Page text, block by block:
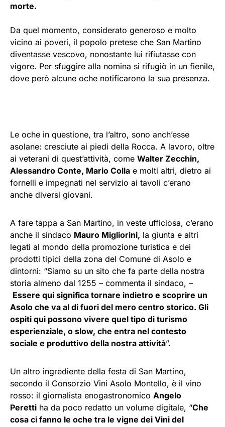
morte.
Da quel momento, considerato generoso e molto
vicino ai poveri, il popolo pretese che San Martino
diventasse vescovo, nonostante lui rifiutasse con
vigore. Per sfuggire alla nomina si rifugiò in un fienile,
dove però alcune oche notificarono la sua presenza.
Le oche in questione, tra l’altro, sono anch’esse
asolane: cresciute ai piedi della Rocca. A lavoro, oltre
ai veterani di quest’attività, come Walter Zecchin,
Alessandro Conte, Mario Colla e molti altri, dietro ai
fornelli e impegnati nel servizio ai tavoli c’erano
anche diversi giovani.
A fare tappa a San Martino, in veste ufficiosa, c’erano
anche il sindaco Mauro Migliorini, la giunta e altri
legati al mondo della promozione turistica e dei
prodotti tipici della zona del Comune di Asolo e
dintorni: “Siamo su un sito che fa parte della nostra
storia almeno dal 1255 – commenta il sindaco, –
Essere qui significa tornare indietro e scoprire un
Asolo che va al di fuori del mero centro storico. Gli
ospiti qui possono vivere quel tipo di turismo
esperienziale, o slow, che entra nel contesto
sociale e produttivo della nostra attività”.
Un altro ingrediente della festa di San Martino,
secondo il Consorzio Vini Asolo Montello, è il vino
rosso: il giornalista enogastronomico Angelo
Peretti ha da poco redatto un volume digitale, “Che
cosa ci fanno le oche tra le vigne dei Vini del